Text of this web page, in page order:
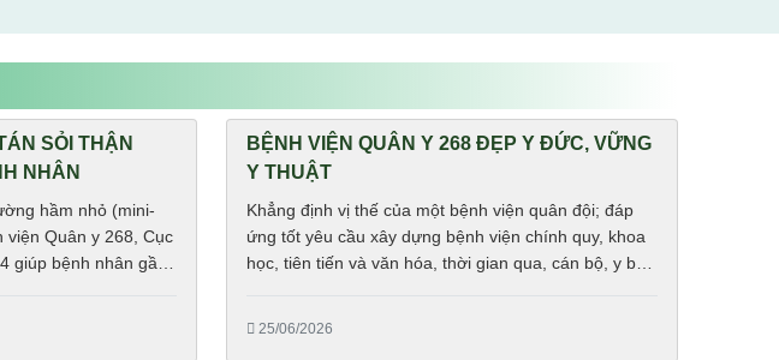
SỎI THẬN
NHÂN
hầm nhỏ (mini-
viện Quân y 268, Cục
giúp bệnh nhân gần
BỆNH VIỆN QUÂN Y 268 ĐẸP Y ĐỨC, VỮNG
Y THUẬT
Khẳng định vị thế của một bệnh viện quân đội; đáp
ứng tốt yêu cầu xây dựng bệnh viện chính quy, khoa
học, tiên tiến và văn hóa, thời gian qua, cán bộ, y bác
25/06/2026